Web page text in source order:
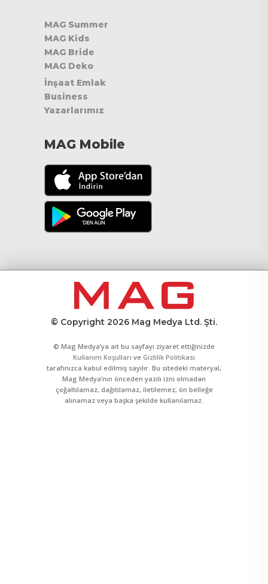
MAG Summer
MAG Kids
MAG Bride
MAG Deko
İnşaat Emlak
Business
Yazarlarımız
MAG Mobile
© Copyright 2026 Mag Medya Ltd. Şti.
© Mag Medya’ya ait bu sayfayı ziyaret ettiğinizde
Kullanım Koşulları ve Gizlilik Politikası
tarafınızca kabul edilmiş sayılır. Bu sitedeki materyal,
Mag Medya’nın önceden yazılı izni olmadan
çoğaltılamaz, dağıtılamaz, iletilemez, ön belleğe
alınamaz veya başka şekilde kullanılamaz.